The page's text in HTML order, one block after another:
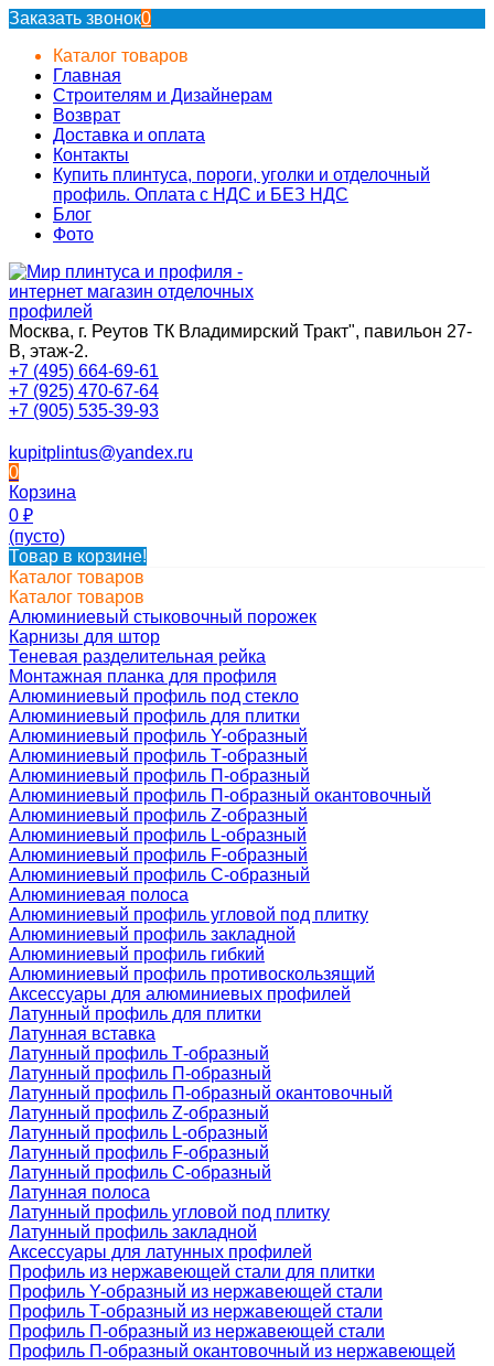
Заказать звонок0
Каталог товаров
Главная
Строителям и Дизайнерам
Возврат
Доставка и оплата
Контакты
Купить плинтуса, пороги, уголки и отделочный
профиль. Оплата с НДС и БЕЗ НДС
Блог
Фото
Москва, г. Реутов ТК Владимирский Тракт", павильон 27-
В, этаж-2.
+7 (495) 664-69-61
+7 (925) 470-67-64
+7 (905) 535-39-93
kupitplintus@yandex.ru
0
Корзина
0 ₽
(пусто)
Товар в корзине!
Каталог товаров
Каталог товаров
Алюминиевый стыковочный порожек
Карнизы для штор
Теневая разделительная рейка
Монтажная планка для профиля
Алюминиевый профиль под стекло
Алюминиевый профиль для плитки
Алюминиевый профиль Y-образный
Алюминиевый профиль Т-образный
Алюминиевый профиль П-образный
Алюминиевый профиль П-образный окантовочный
Алюминиевый профиль Z-образный
Алюминиевый профиль L-образный
Алюминиевый профиль F-образный
Алюминиевый профиль C-образный
Алюминиевая полоса
Алюминиевый профиль угловой под плитку
Алюминиевый профиль закладной
Алюминиевый профиль гибкий
Алюминиевый профиль противоскользящий
Аксессуары для алюминиевых профилей
Латунный профиль для плитки
Латунная вставка
Латунный профиль Т-образный
Латунный профиль П-образный
Латунный профиль П-образный окантовочный
Латунный профиль Z-образный
Латунный профиль L-образный
Латунный профиль F-образный
Латунный профиль C-образный
Латунная полоса
Латунный профиль угловой под плитку
Латунный профиль закладной
Аксессуары для латунных профилей
Профиль из нержавеющей стали для плитки
Профиль Y-образный из нержавеющей стали
Профиль Т-образный из нержавеющей стали
Профиль П-образный из нержавеющей стали
Профиль П-образный окантовочный из нержавеющей